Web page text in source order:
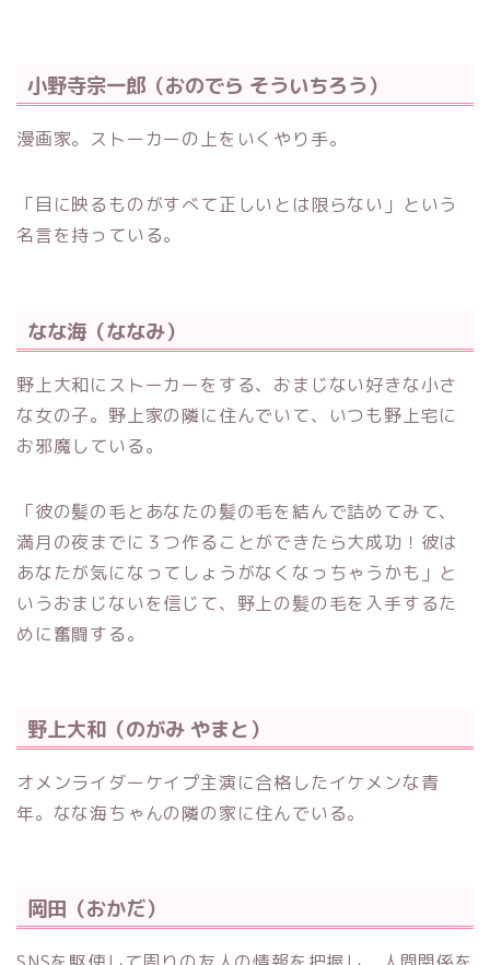
小野寺宗一郎（おのでら そういちろう）
漫画家。ストーカーの上をいくやり手。
「目に映るものがすべて正しいとは限らない」という
名言を持っている。
なな海（ななみ）
野上大和にストーカーをする、おまじない好きな小さ
な女の子。野上家の隣に住んでいて、いつも野上宅に
お邪魔している。
「彼の髪の毛とあなたの髪の毛を結んで詰めてみて、
満月の夜までに３つ作ることができたら大成功！彼は
あなたが気になってしょうがなくなっちゃうかも」と
いうおまじないを信じて、野上の髪の毛を入手するた
めに奮闘する。
野上大和（のがみ やまと）
オメンライダーケイプ主演に合格したイケメンな青
年。なな海ちゃんの隣の家に住んでいる。
岡田（おかだ）